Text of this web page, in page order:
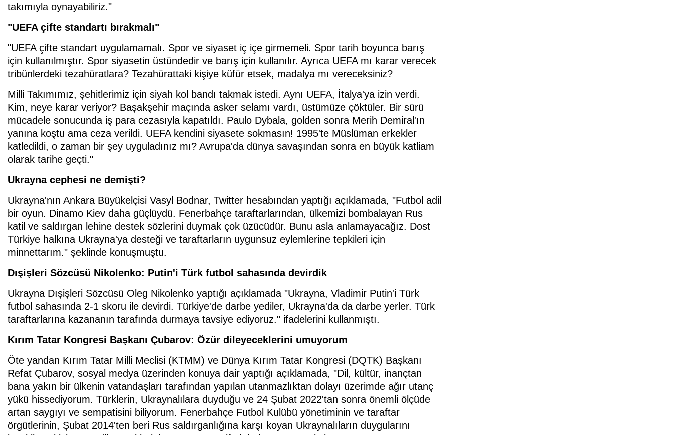
takımıyla oynayabiliriz."
"UEFA çifte standartı bırakmalı"
"UEFA çifte standart uygulamamalı. Spor ve siyaset iç içe girmemeli. Spor tarih boyunca barış
için kullanılmıştır. Spor siyasetin üstündedir ve barış için kullanılır. Ayrıca UEFA mı karar verecek
tribünlerdeki tezahüratlara? Tezahürattaki kişiye küfür etsek, madalya mı vereceksiniz?
Milli Takımımız, şehitlerimiz için siyah kol bandı takmak istedi. Aynı UEFA, İtalya'ya izin verdi.
Kim, neye karar veriyor? Başakşehir maçında asker selamı vardı, üstümüze çöktüler. Bir sürü
mücadele sonucunda iş para cezasıyla kapatıldı. Paulo Dybala, golden sonra Merih Demiral'ın
yanına koştu ama ceza verildi. UEFA kendini siyasete sokmasın! 1995'te Müslüman erkekler
katledildi, o zaman bir şey uyguladınız mı? Avrupa'da dünya savaşından sonra en büyük katliam
olarak tarihe geçti."
Ukrayna cephesi ne demişti?
Ukrayna'nın Ankara Büyükelçisi Vasyl Bodnar, Twitter hesabından yaptığı açıklamada, "Futbol adil
bir oyun. Dinamo Kiev daha güçlüydü. Fenerbahçe taraftarlarından, ülkemizi bombalayan Rus
katil ve saldırgan lehine destek sözlerini duymak çok üzücüdür. Bunu asla anlamayacağız. Dost
Türkiye halkına Ukrayna'ya desteği ve taraftarların uygunsuz eylemlerine tepkileri için
minnettarım." şeklinde konuşmuştu.
Dışişleri Sözcüsü Nikolenko: Putin'i Türk futbol sahasında devirdik
Ukrayna Dışişleri Sözcüsü Oleg Nikolenko yaptığı açıklamada "Ukrayna, Vladimir Putin'i Türk
futbol sahasında 2-1 skoru ile devirdi. Türkiye'de darbe yediler, Ukrayna'da da darbe yerler. Türk
taraftarlarına kazananın tarafında durmaya tavsiye ediyoruz." ifadelerini kullanmıştı.
Kırım Tatar Kongresi Başkanı Çubarov: Özür dileyeceklerini umuyorum
Öte yandan Kırım Tatar Milli Meclisi (KTMM) ve Dünya Kırım Tatar Kongresi (DQTK) Başkanı
Refat Çubarov, sosyal medya üzerinden konuya dair yaptığı açıklamada, "Dil, kültür, inançtan
bana yakın bir ülkenin vatandaşları tarafından yapılan utanmazlıktan dolayı üzerimde ağır utanç
yükü hissediyorum. Türklerin, Ukraynalılara duyduğu ve 24 Şubat 2022'tan sonra önemli ölçüde
artan saygıyı ve sempatisini biliyorum. Fenerbahçe Futbol Kulübü yönetiminin ve taraftar
örgütlerinin, Şubat 2014'ten beri Rus saldırganlığına karşı koyan Ukraynalıların duygularını